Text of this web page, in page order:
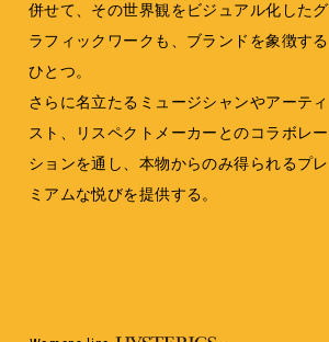
併せて、その世界観をビジュアル化したグ
ラフィックワークも、ブランドを象徴する
ひとつ。
さらに名立たるミュージシャンやアーティ
スト、リスペクトメーカーとのコラボレー
ションを通し、本物からのみ得られるプレ
ミアムな悦びを提供する。